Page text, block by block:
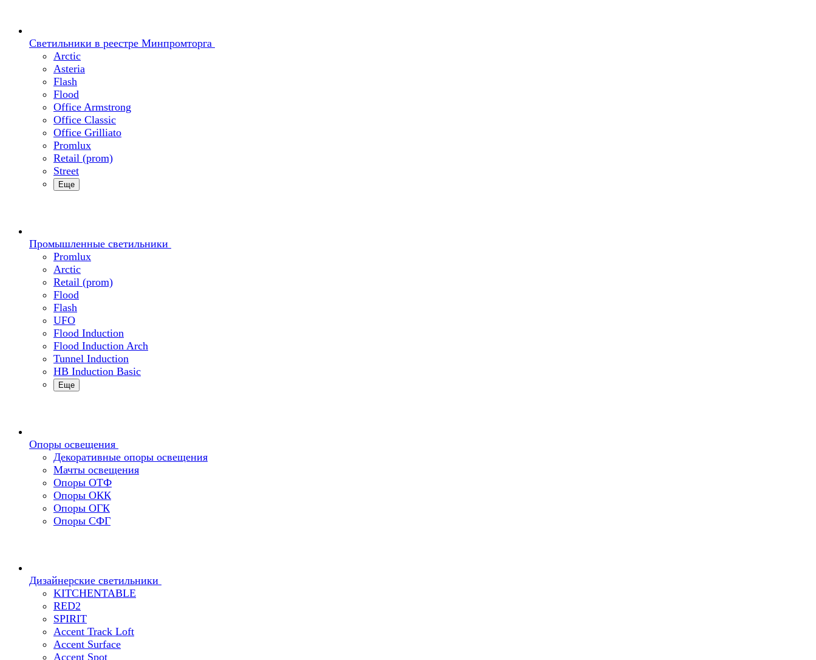
Светильники в реестре Минпромторга
Arctic
Asteria
Flash
Flood
Office Armstrong
Office Classic
Office Grilliato
Promlux
Retail (prom)
Street
Еще
Промышленные светильники
Promlux
Arctic
Retail (prom)
Flood
Flash
UFO
Flood Induction
Flood Induction Arch
Tunnel Induction
HB Induction Basic
Еще
Опоры освещения
Декоративные опоры освещения
Мачты освещения
Опоры ОТФ
Опоры ОКК
Опоры ОГК
Опоры СФГ
Дизайнерские светильники
KITCHENTABLE
RED2
SPIRIT
Accent Track Loft
Accent Surface
Accent Spot